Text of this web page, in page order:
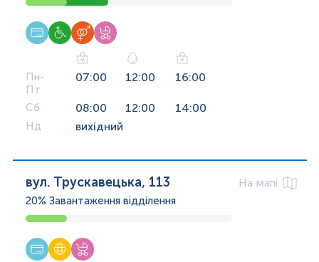
Пн-
Пт
07:00 12:00 16:00
Сб 08:00 12:00 14:00
Нд вихідний
вул. Трускавецька, 113
На мапі
20% Завантаження відділення